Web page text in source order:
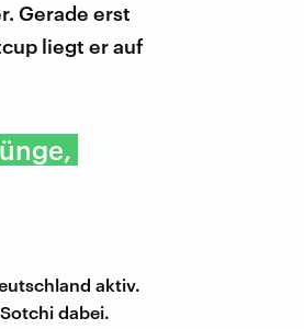
Gerade erst
liegt er auf
aktiv.
dabei.